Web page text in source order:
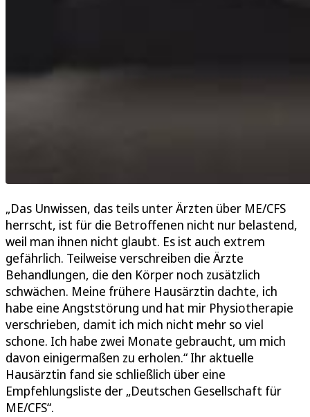
„Das Unwissen, das teils unter Ärzten über ME/CFS
herrscht, ist für die Betroffenen nicht nur belastend,
weil man ihnen nicht glaubt. Es ist auch extrem
gefährlich. Teilweise verschreiben die Ärzte
Behandlungen, die den Körper noch zusätzlich
schwächen. Meine frühere Hausärztin dachte, ich
habe eine Angststörung und hat mir Physiotherapie
verschrieben, damit ich mich nicht mehr so viel
schone. Ich habe zwei Monate gebraucht, um mich
davon einigermaßen zu erholen.“ Ihr aktuelle
Hausärztin fand sie schließlich über eine
Empfehlungsliste der „Deutschen Gesellschaft für
ME/CFS“.